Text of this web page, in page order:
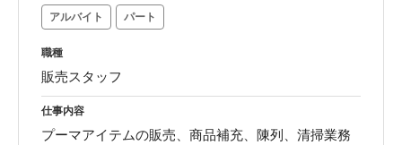
アルバイト パート
職種
販売スタッフ
仕事内容
プーマアイテムの販売、商品補充、陳列、清掃業務